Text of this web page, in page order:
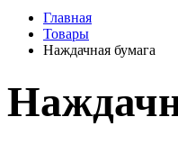
Главная
Товары
Наждачная бумага